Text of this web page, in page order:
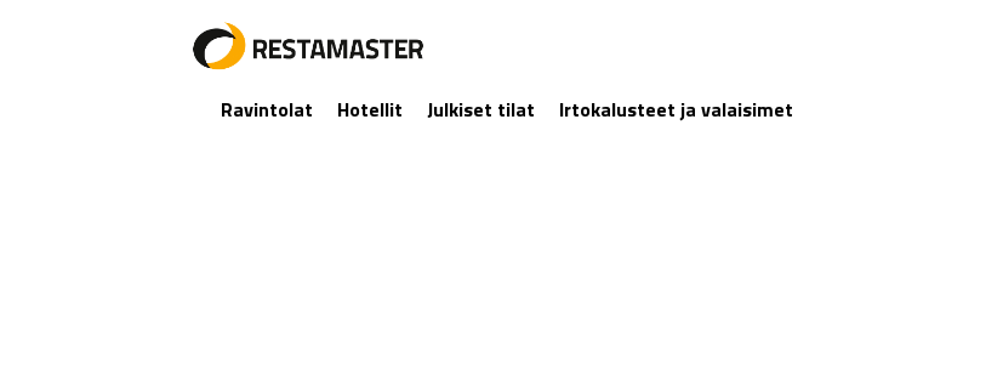
Ravintolat Hotellit Julkiset tilat Irtokalusteet ja valaisimet